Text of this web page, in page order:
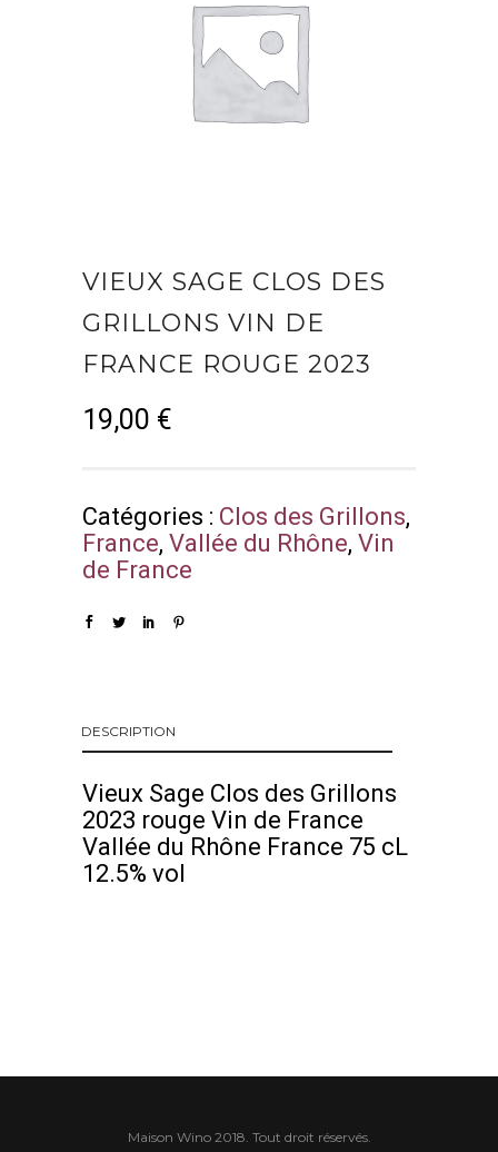
VIEUX SAGE CLOS DES
GRILLONS VIN DE
FRANCE ROUGE 2023
19,00 €
Catégories : Clos des Grillons,
France, Vallée du Rhône, Vin
de France
DESCRIPTION
Vieux Sage Clos des Grillons
2023 rouge Vin de France
Vallée du Rhône France 75 cL
12.5% vol
Maison Wino 2018. Tout droit réservés.